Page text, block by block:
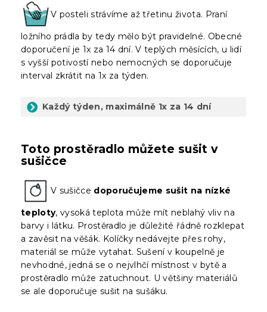
V posteli strávíme až třetinu života. Praní
ložního prádla by tedy mělo být pravidelné. Obecné
doporučení je 1x za 14 dní. V teplých měsících, u lidí
s vyšší potivostí nebo nemocných se doporučuje
interval zkrátit na 1x za týden.
Každý týden, maximálně 1x za 14 dní
Toto prostěradlo můžete sušit v
sušičce
V sušičce doporučujeme sušit na nízké
teploty, vysoká teplota může mít neblahý vliv na
barvy i látku. Prostěradlo je důležité řádně rozklepat
a zavěsit na věšák. Kolíčky nedávejte přes rohy,
materiál se může vytahat. Sušení v koupelně je
nevhodné, jedná se o nejvlhčí místnost v bytě a
prostěradlo může zatuchnout. U většiny materiálů
se ale doporučuje sušit na sušáku.